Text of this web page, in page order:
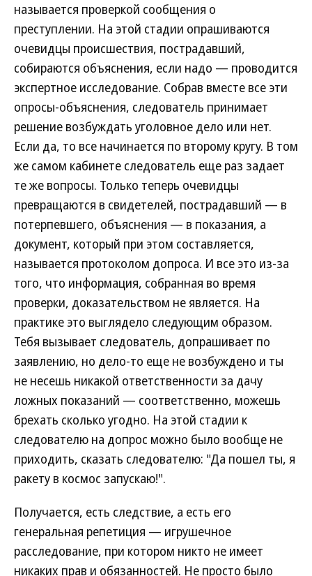
называется проверкой сообщения о
преступлении. На этой стадии опрашиваются
очевидцы происшествия, пострадавший,
собираются объяснения, если надо — проводится
экспертное исследование. Собрав вместе все эти
опросы-объяснения, следователь принимает
решение возбуждать уголовное дело или нет.
Если да, то все начинается по второму кругу. В том
же самом кабинете следователь еще раз задает
те же вопросы. Только теперь очевидцы
превращаются в свидетелей, пострадавший — в
потерпевшего, объяснения — в показания, а
документ, который при этом составляется,
называется протоколом допроса. И все это из-за
того, что информация, собранная во время
проверки, доказательством не является. На
практике это выглядело следующим образом.
Тебя вызывает следователь, допрашивает по
заявлению, но дело-то еще не возбуждено и ты
не несешь никакой ответственности за дачу
ложных показаний — соответственно, можешь
брехать сколько угодно. На этой стадии к
следователю на допрос можно было вообще не
приходить, сказать следователю: "Да пошел ты, я
ракету в космос запускаю!".
Получается, есть следствие, а есть его
генеральная репетиция — игрушечное
расследование, при котором никто не имеет
никаких прав и обязанностей. Не просто было